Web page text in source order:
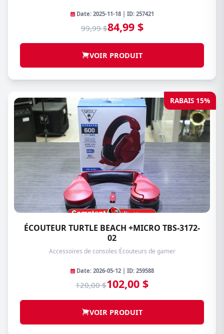
Date: 2025-11-18 | ID: 257421
99,99 $84,99 $
VOIR PRODUIT
RABAIS 15%
ÉCOUTEUR TURTLE BEACH +MICRO TBS-3172-
02
Accessoires de consoles/Écouteurs de gamer
Date: 2026-05-12 | ID: 259588
120,00 $102,00 $
VOIR PRODUIT